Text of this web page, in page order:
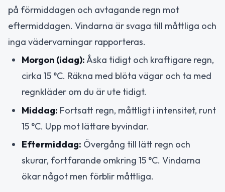
på förmiddagen och avtagande regn mot
eftermiddagen. Vindarna är svaga till måttliga och
inga vädervarningar rapporteras.
Morgon (idag):Åska tidigt och kraftigare regn,
cirka 15 °C. Räkna med blöta vägar och ta med
regnkläder om du är ute tidigt.
Middag: Fortsatt regn, måttligt i intensitet, runt
15 °C. Upp mot lättare byvindar.
Eftermiddag: Övergång till lätt regn och
skurar, fortfarande omkring 15 °C. Vindarna
ökar något men förblir måttliga.